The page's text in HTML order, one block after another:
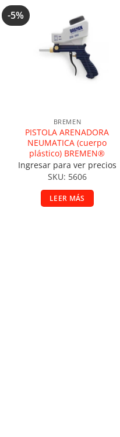
-5% Añadir a la lista de deseos
BREMEN
PISTOLA ARENADORA
NEUMATICA (cuerpo
plástico) BREMEN®
Ingresar para ver precios
SKU: 5606
LEER MÁS